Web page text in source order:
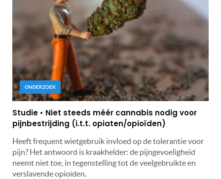
ONDERZOEK
Studie • Niet steeds méér cannabis nodig voor
pijnbestrijding (i.t.t. opiaten/opioïden)
Heeft frequent wietgebruik invloed op de tolerantie voor
pijn? Het antwoord is kraakhelder: de pijngevoeligheid
neemt niet toe, in tegenstelling tot de veelgebruikte en
verslavende opioïden.